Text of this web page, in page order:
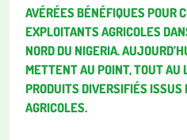
AVÉRÉES BÉNÉFIQUES POUR
EXPLOITANTS AGRICOLES
NORD DU NIGERIA.
METTENT AU POINT, TOUT AU
PRODUITS DIVERSIFIÉS
AGRICOLES.